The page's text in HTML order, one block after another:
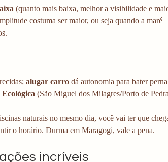
(quanto mais baixa, melhor a visibilidade e
costuma ser maior, ou seja quando a maré
alugar carro dá autonomia para bater perna
(São Miguel dos Milagres/Porto de
naturais no mesmo dia, você vai ter que
o horário. Durma em Maragogi, vale a pena.
incríveis